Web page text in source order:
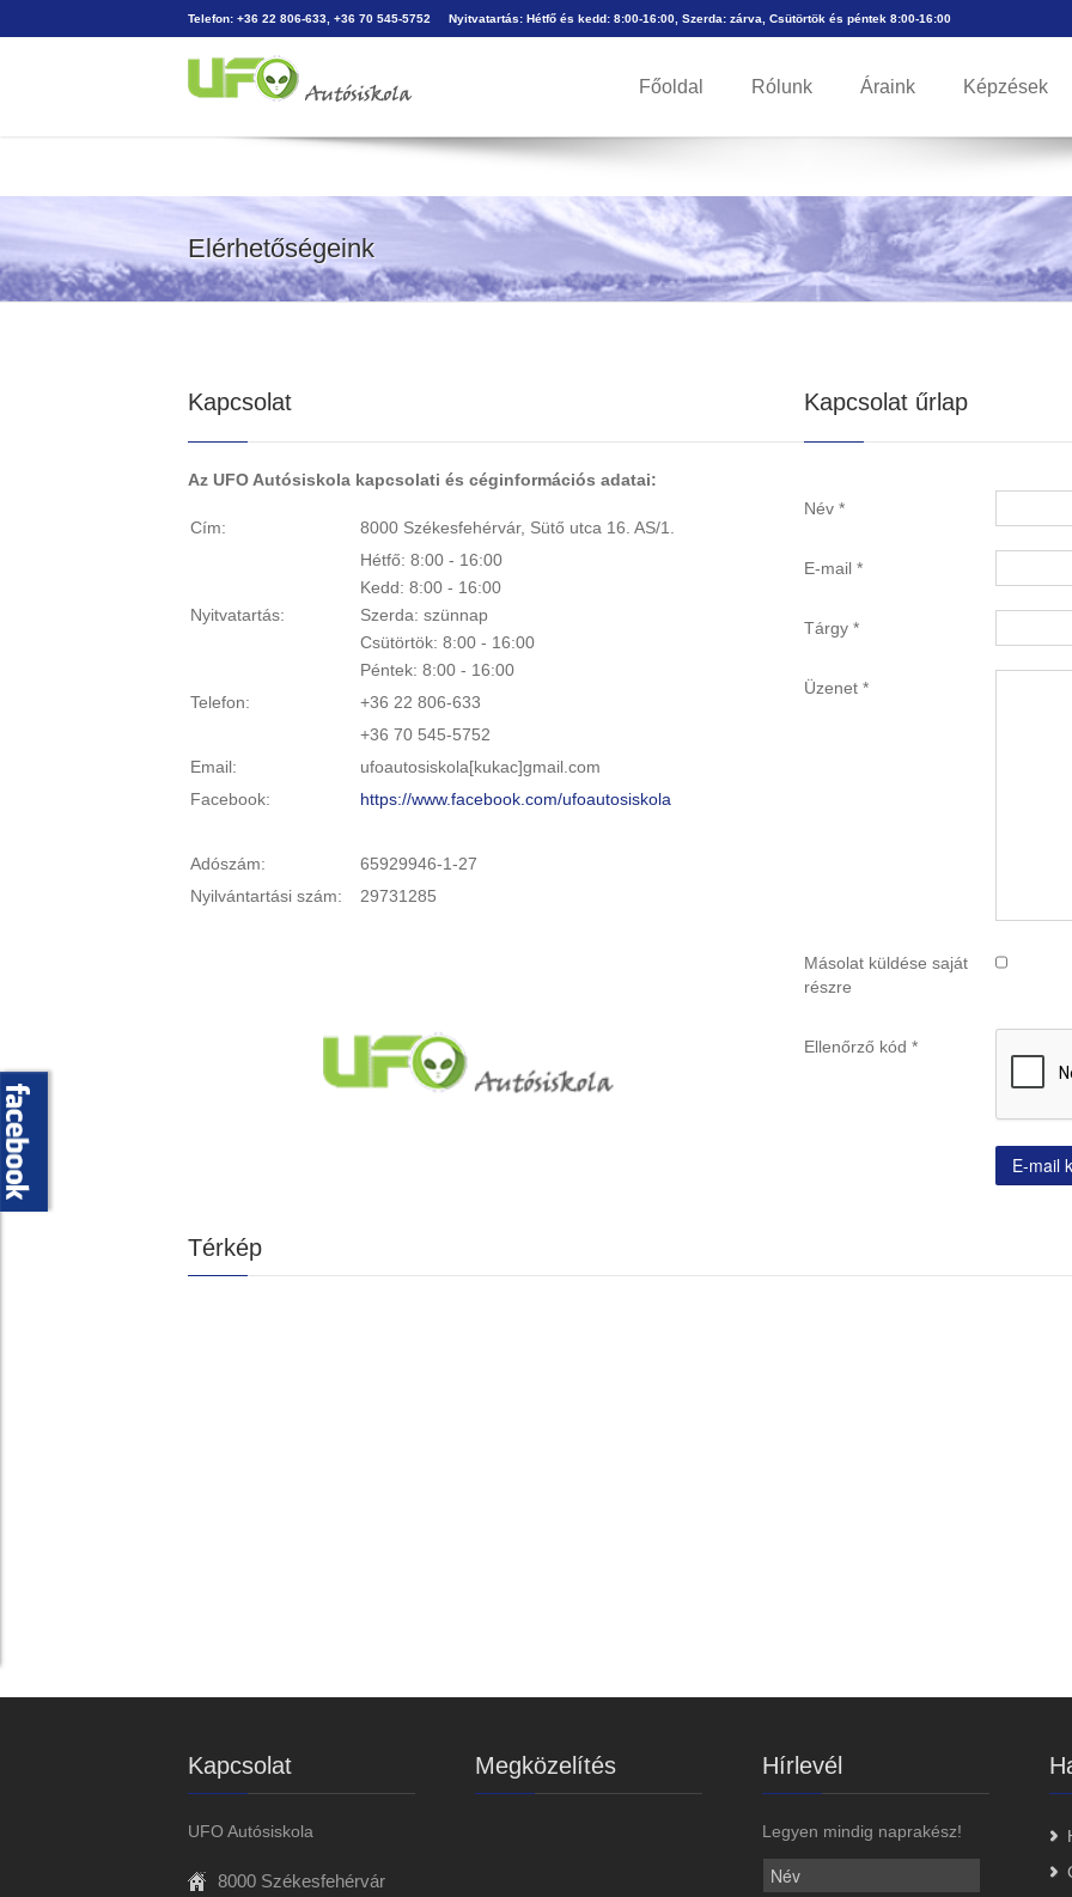
Telefon: +36 22 806-633, +36 70 545-5752 Nyitvatartás: Hétfő és kedd: 8:00-16:00, Szerda: zárva, Csütörtök és péntek 8:00-16:00
Főoldal Rólunk Áraink Képzések
Elérhetőségeink
Kapcsolat
Az UFO Autósiskola kapcsolati és céginformációs adatai:
Cím: 8000 Székesfehérvár, Sütő utca 16. AS/1.
Nyitvatartás:
Hétfő: 8:00 - 16:00
Kedd: 8:00 - 16:00
Szerda: szünnap
Csütörtök: 8:00 - 16:00
Péntek: 8:00 - 16:00
Telefon:
+36 22 806-633
+36 70 545-5752
Email:
ufoautosiskola[kukac]gmail.com
Facebook:
https://www.facebook.com/ufoautosiskola
Adószám:
65929946-1-27
Nyilvántartási szám:
29731285
Kapcsolat űrlap
Név *
E-mail *
Tárgy *
Üzenet *
Másolat küldése saját
részre
Ellenőrző kód *
E-mail
Térkép
Kapcsolat
UFO Autósiskola
8000 Székesfehérvár
Megközelítés Hírlevél
Legyen mindig naprakész!